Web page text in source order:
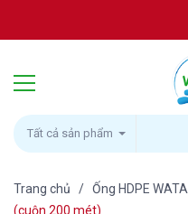
Tất cả sản phẩm
Trang chủ / Ống HDPE WATA
(cuộn 200 mét)